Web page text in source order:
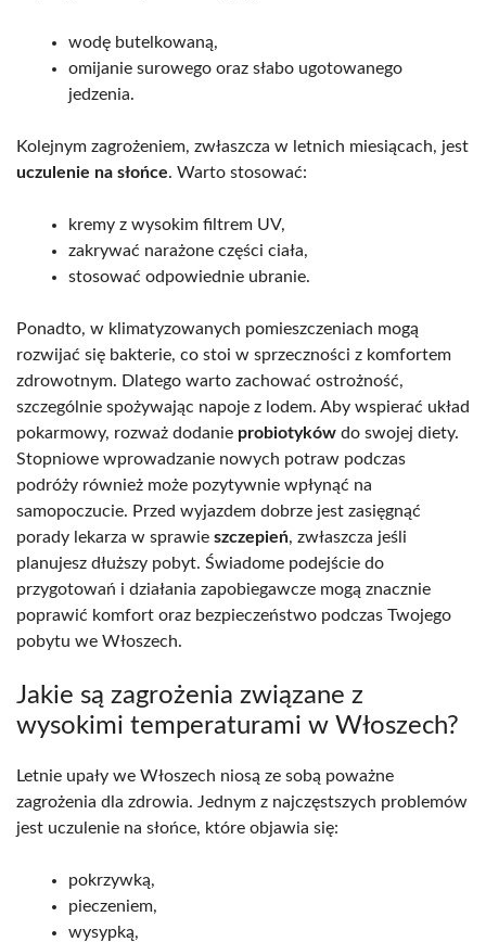
wodę butelkowaną,
omijanie surowego oraz słabo ugotowanego
jedzenia.
Kolejnym zagrożeniem, zwłaszcza w letnich miesiącach, jest
uczulenie na słońce. Warto stosować:
kremy z wysokim filtrem UV,
zakrywać narażone części ciała,
stosować odpowiednie ubranie.
Ponadto, w klimatyzowanych pomieszczeniach mogą
rozwijać się bakterie, co stoi w sprzeczności z komfortem
zdrowotnym. Dlatego warto zachować ostrożność,
szczególnie spożywając napoje z lodem. Aby wspierać układ
pokarmowy, rozważ dodanie probiotyków do swojej diety.
Stopniowe wprowadzanie nowych potraw podczas
podróży również może pozytywnie wpłynąć na
samopoczucie. Przed wyjazdem dobrze jest zasięgnąć
porady lekarza w sprawie szczepień, zwłaszcza jeśli
planujesz dłuższy pobyt. Świadome podejście do
przygotowań i działania zapobiegawcze mogą znacznie
poprawić komfort oraz bezpieczeństwo podczas Twojego
pobytu we Włoszech.
Jakie są zagrożenia związane z
wysokimi temperaturami w Włoszech?
Letnie upały we Włoszech niosą ze sobą poważne
zagrożenia dla zdrowia. Jednym z najczęstszych problemów
jest uczulenie na słońce, które objawia się:
pokrzywką,
pieczeniem,
wysypką,